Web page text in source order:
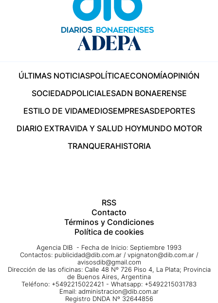
ÚLTIMAS NOTICIASPOLÍTICAECONOMÍAOPINIÓN
SOCIEDADPOLICIALESADN BONAERENSE
ESTILO DE VIDAMEDIOSEMPRESASDEPORTES
DIARIO EXTRAVIDA Y SALUD HOYMUNDO MOTOR
TRANQUERAHISTORIA
RSS
Contacto
Términos y Condiciones
Política de cookies
Agencia DIB - Fecha de Inicio: Septiembre 1993
Contactos: publicidad@dib.com.ar / vpignaton@dib.com.ar /
avisosdib@gmail.com
Dirección de las oficinas: Calle 48 Nº 726 Piso 4, La Plata; Provincia
de Buenos Aires, Argentina
Teléfono: +5492215022421 - Whatsapp: +5492215031783
Email: administracion@dib.com.ar
Registro DNDA Nº 32644856